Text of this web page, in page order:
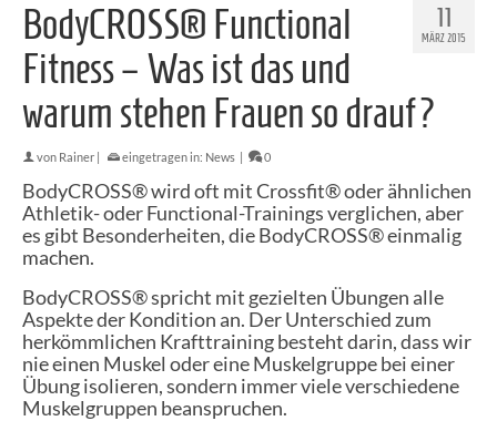
11
MÄRZ 2015
BodyCROSS® Functional
Fitness – Was ist das und
warum stehen Frauen so drauf?
von Rainer | eingetragen in: News | 0
BodyCROSS® wird oft mit Crossfit® oder ähnlichen
Athletik- oder Functional-Trainings verglichen, aber
es gibt Besonderheiten, die BodyCROSS® einmalig
machen.
BodyCROSS® spricht mit gezielten Übungen alle
Aspekte der Kondition an. Der Unterschied zum
herkömmlichen Krafttraining besteht darin, dass wir
nie einen Muskel oder eine Muskelgruppe bei einer
Übung isolieren, sondern immer viele verschiedene
Muskelgruppen beanspruchen.